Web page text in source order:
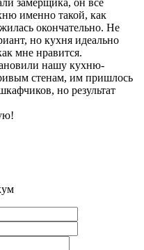
именно такой, как
окончательно. Не
но кухня идеально
мне нравится.
нашу кухню-
стенам, им пришлось
но результат